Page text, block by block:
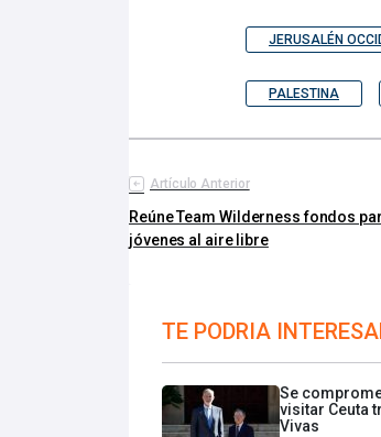
JERUSALÉN
PALESTINA
Artículo Anterior
Reúne Team Wilderness fondos
jóvenes al aire libre
TE PODRIA
Se
visitar Ceuta
Vivas